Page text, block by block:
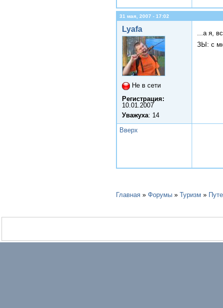
31 мая, 2007 - 17:02
Lyafa
Не в сети
Регистрация:
10.01.2007
Уважуха: 14
...а я,
ЗЫ: с
Вверх
Главная » Форумы » Туризм »